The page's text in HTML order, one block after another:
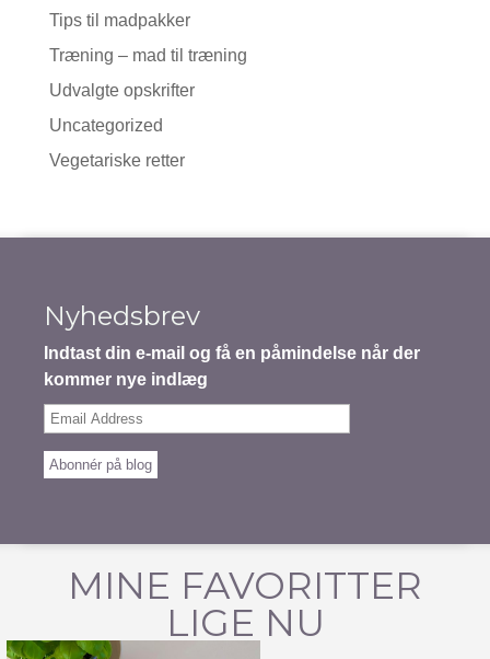
Tips til madpakker
Træning – mad til træning
Udvalgte opskrifter
Uncategorized
Vegetariske retter
Nyhedsbrev
Indtast din e-mail og få en påmindelse når der
kommer nye indlæg
Email
Abonnér på blog
MINE FAVORITTER
LIGE NU